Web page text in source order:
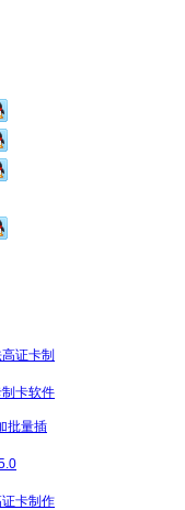
证卡制
卡软件
批量插
卡制作